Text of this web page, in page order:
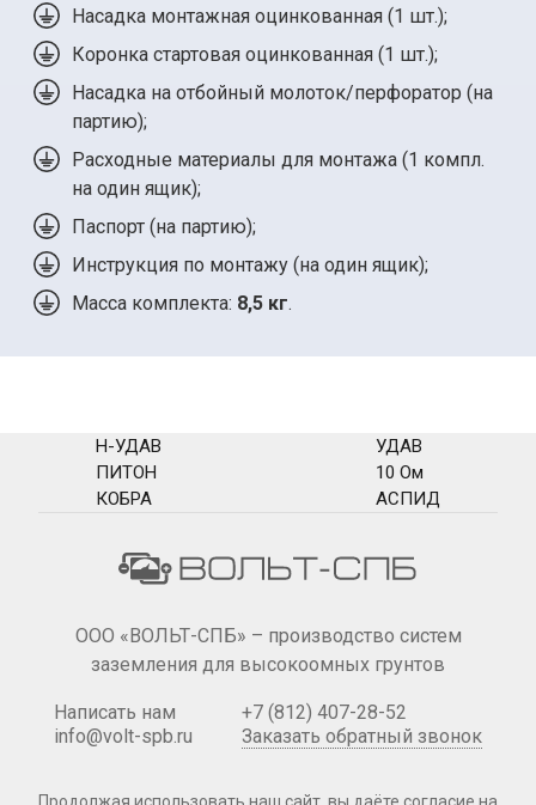
Насадка монтажная оцинкованная (1 шт.);
Коронка стартовая оцинкованная (1 шт.);
Насадка на отбойный молоток/перфоратор (на
партию);
Расходные материалы для монтажа (1 компл.
на один ящик);
Паспорт (на партию);
Инструкция по монтажу (на один ящик);
Масса комплекта: 8,5 кг.
Н-УДАВ
ПИТОН
КОБРА
УДАВ
10 Ом
АСПИД
ООО «ВОЛЬТ-СПБ» – производство систем
заземления для высокоомных грунтов
Написать нам
info@volt-spb.ru
+7 (812) 407-28-52
Заказать обратный звонок